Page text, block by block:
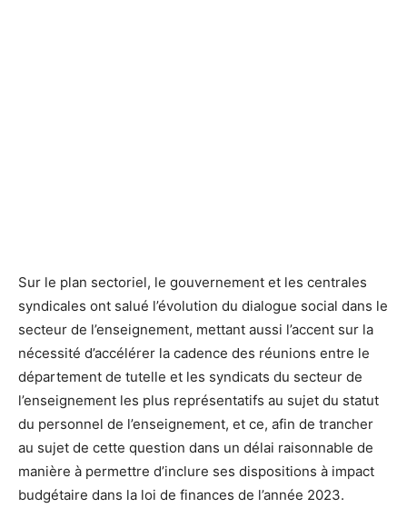
Sur le plan sectoriel, le gouvernement et les centrales
syndicales ont salué l’évolution du dialogue social dans le
secteur de l’enseignement, mettant aussi l’accent sur la
nécessité d’accélérer la cadence des réunions entre le
département de tutelle et les syndicats du secteur de
l’enseignement les plus représentatifs au sujet du statut
du personnel de l’enseignement, et ce, afin de trancher
au sujet de cette question dans un délai raisonnable de
manière à permettre d’inclure ses dispositions à impact
budgétaire dans la loi de finances de l’année 2023.